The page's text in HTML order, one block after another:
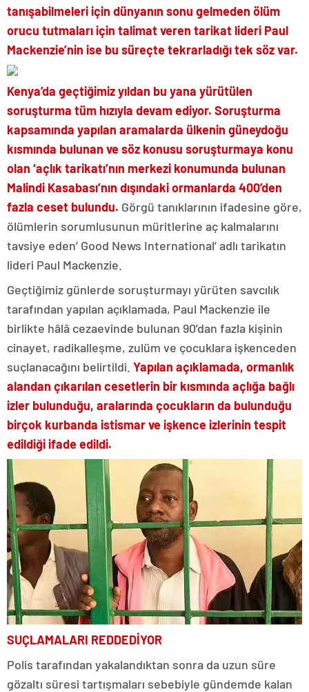
tanışabilmeleri için dünyanın sonu gelmeden ölüm
orucu tutmaları için talimat veren tarikat lideri Paul
Mackenzie’nin ise bu süreçte tekrarladığı tek söz var.
Kenya’da geçtiğimiz yıldan bu yana yürütülen
soruşturma tüm hızıyla devam ediyor. Soruşturma
kapsamında yapılan aramalarda ülkenin güneydoğu
kısmında bulunan ve söz konusu soruşturmaya konu
olan ‘açlık tarikatı’nın merkezi konumunda bulunan
Malindi Kasabası’nın dışındaki ormanlarda 400’den
fazla ceset bulundu. Görgü tanıklarının ifadesine göre,
ölümlerin sorumlusunun müritlerine aç kalmalarını
tavsiye eden’ Good News International’ adlı tarikatın
lideri Paul Mackenzie.
Geçtiğimiz günlerde soruşturmayı yürüten savcılık
tarafından yapılan açıklamada, Paul Mackenzie ile
birlikte hâlâ cezaevinde bulunan 90’dan fazla kişinin
cinayet, radikalleşme, zulüm ve çocuklara işkenceden
suçlanacağını belirtildi. Yapılan açıklamada, ormanlık
alandan çıkarılan cesetlerin bir kısmında açlığa bağlı
izler bulunduğu, aralarında çocukların da bulunduğu
birçok kurbanda istismar ve işkence izlerinin tespit
edildiği ifade edildi.
SUÇLAMALARI REDDEDİYOR
Polis tarafından yakalandıktan sonra da uzun süre
gözaltı süresi tartışmaları sebebiyle gündemde kalan